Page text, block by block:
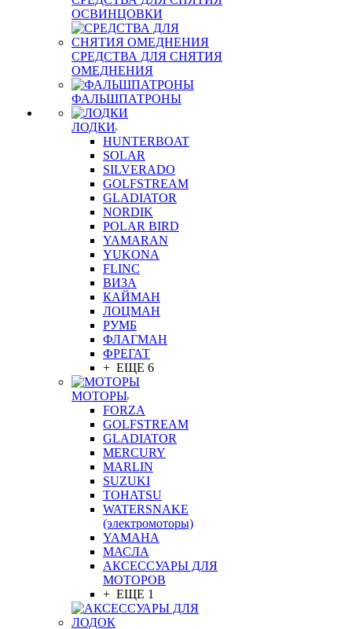
ОСВИНЦОВКИ
СРЕДСТВА ДЛЯ СНЯТИЯ
ОМЕДНЕНИЯ
ФАЛЬШПАТРОНЫ
ЛОДКИ
HUNTERBOAT
SOLAR
SILVERADO
GOLFSTREAM
GLADIATOR
NORDIK
POLAR BIRD
YAMARAN
YUKONA
FLINC
ВИЗА
КАЙМАН
ЛОЦМАН
РУМБ
ФЛАГМАН
ФРЕГАТ
+ ЕЩЕ 6
МОТОРЫ
FORZA
GOLFSTREAM
GLADIATOR
MERCURY
MARLIN
SUZUKI
TOHATSU
WATERSNAKE
(электромоторы)
YAMAHA
МАСЛА
АКСЕССУАРЫ ДЛЯ
МОТОРОВ
+ ЕЩЕ 1